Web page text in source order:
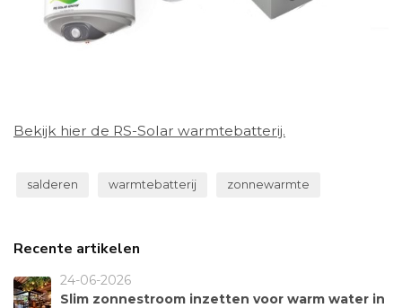
Bekijk hier de RS-Solar warmtebatterij.
salderen warmtebatterij zonnewarmte
Recente artikelen
24-06-2026
Slim zonnestroom inzetten voor warm water in